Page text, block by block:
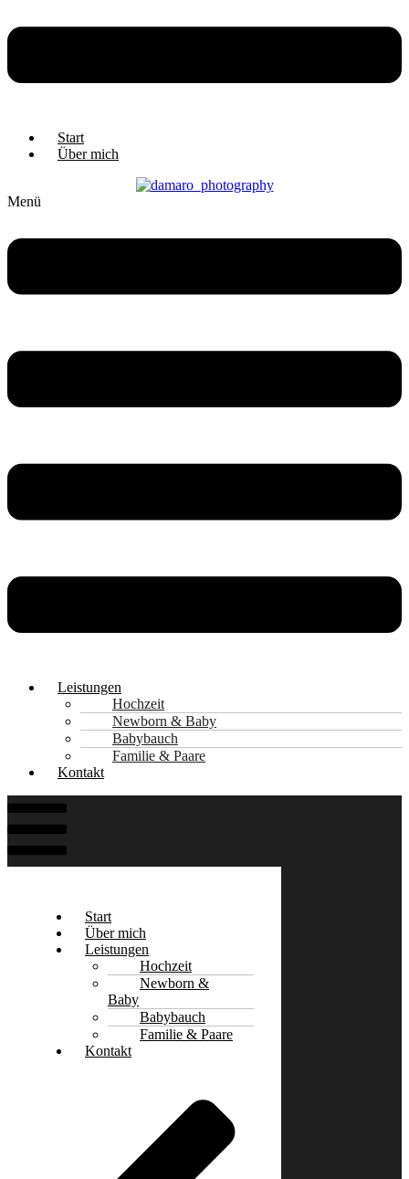
Start
Über mich
Menü
Leistungen
Hochzeit
Newborn & Baby
Babybauch
Familie & Paare
Kontakt
Start
Über mich
Leistungen
Hochzeit
Newborn &
Baby
Babybauch
Familie & Paare
Kontakt